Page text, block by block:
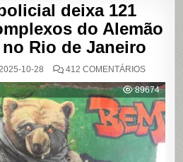
deixa 121
do Alemão
Rio de Janeiro
10-28 412 COMENTÁRIOSEM
POLICIAL
DEIXA
121
MORTOS
NOS
DO
ALEMÃO
89674